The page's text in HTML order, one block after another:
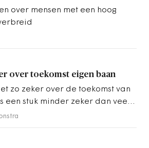
over mensen met een hoog
over toekomst eigen baan
zo zeker over de toekomst van
een stuk minder zeker dan veel